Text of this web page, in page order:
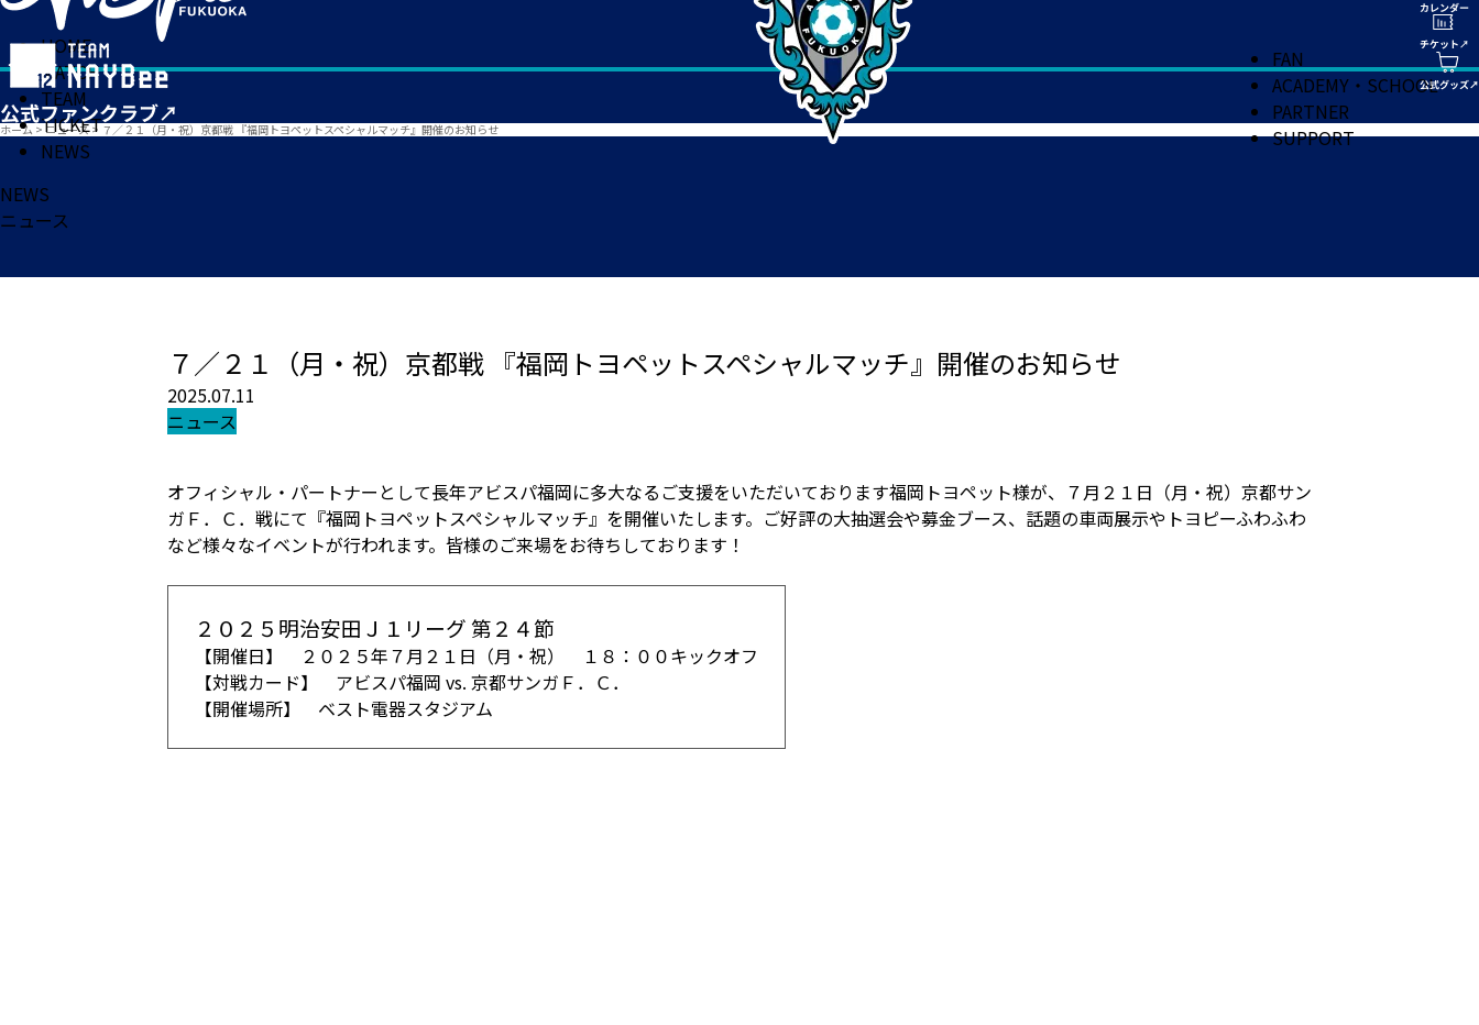
HOME
MATCH
TEAM
TICKET
NEWS
FAN
ACADEMY・SCHOOL
PARTNER
SUPPORT
ホーム > ニュース> ７／２１（月・祝）京都戦 『福岡トヨペットスペシャルマッチ』開催のお知らせ
NEWS
ニュース
７／２１（月・祝）京都戦 『福岡トヨペットスペシャルマッチ』開催のお知らせ
2025.07.11
ニュース
オフィシャル・パートナーとして長年アビスパ福岡に多大なるご支援をいただいております福岡トヨペット様が、７月２１日（月・祝）京都サン
ガＦ．Ｃ．戦にて『福岡トヨペットスペシャルマッチ』を開催いたします。ご好評の大抽選会や募金ブース、話題の車両展示やトヨピーふわふわ
など様々なイベントが行われます。皆様のご来場をお待ちしております！
２０２５明治安田Ｊ１リーグ 第２４節
【開催日】 ２０２５年７月２１日（月・祝） １８：００キックオフ
【対戦カード】 アビスパ福岡 vs. 京都サンガＦ．Ｃ．
【開催場所】 ベスト電器スタジアム